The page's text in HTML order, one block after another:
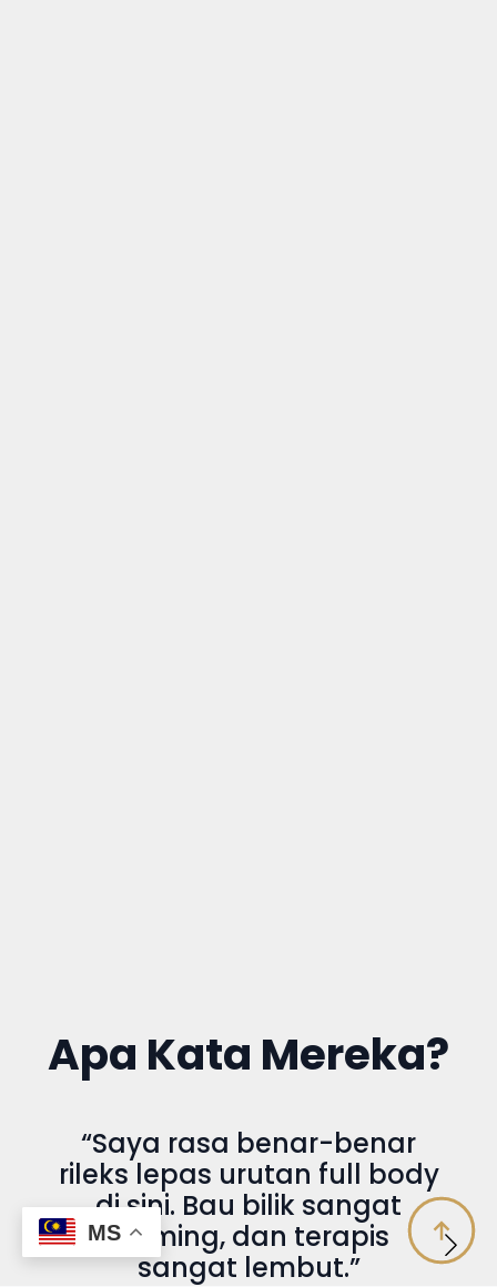
Apa Kata Mereka?
“Saya rasa benar-benar
rileks lepas urutan full body
di sini. Bau bilik sangat
calming, dan terapis
sangat lembut.”
MS